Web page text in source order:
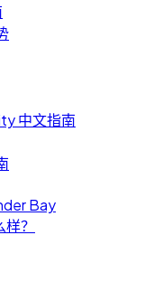
中文指南
Bay
？